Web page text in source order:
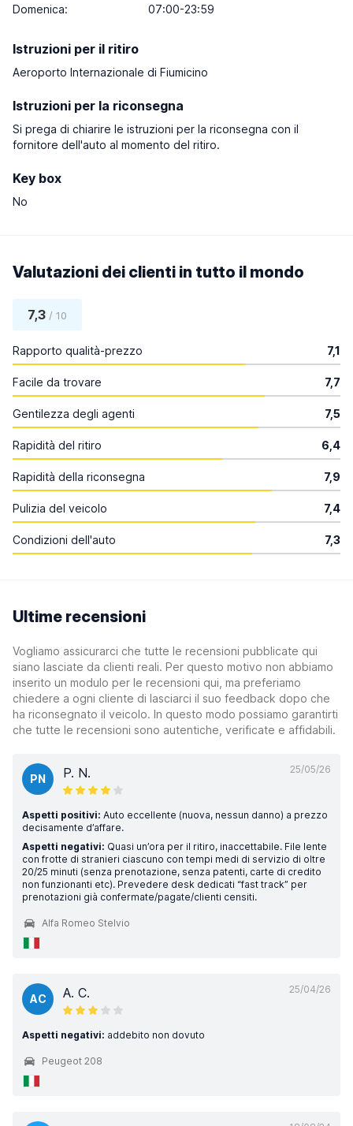
Domenica: 07:00-23:59
Istruzioni per il ritiro
Aeroporto Internazionale di Fiumicino
Istruzioni per la riconsegna
Si prega di chiarire le istruzioni per la riconsegna con il
fornitore dell'auto al momento del ritiro.
Key box
No
Valutazioni dei clienti in tutto il mondo
7,3 / 10
Rapporto qualità-prezzo 7,1
Facile da trovare 7,7
Gentilezza degli agenti 7,5
Rapidità del ritiro 6,4
Rapidità della riconsegna 7,9
Pulizia del veicolo 7,4
Condizioni dell'auto 7,3
Ultime recensioni
Vogliamo assicurarci che tutte le recensioni pubblicate qui
siano lasciate da clienti reali. Per questo motivo non abbiamo
inserito un modulo per le recensioni qui, ma preferiamo
chiedere a ogni cliente di lasciarci il suo feedback dopo che
ha riconsegnato il veicolo. In questo modo possiamo garantirti
che tutte le recensioni sono autentiche, verificate e affidabili.
25/05/26
PN P. N.
Aspetti positivi: Auto eccellente (nuova, nessun danno) a prezzo
decisamente d’affare.
Aspetti negativi: Quasi un’ora per il ritiro, inaccettabile. File lente
con frotte di stranieri ciascuno con tempi medi di servizio di oltre
20/25 minuti (senza prenotazione, senza patenti, carte di credito
non funzionanti etc). Prevedere desk dedicati “fast track” per
prenotazioni già confermate/pagate/clienti censiti.
Alfa Romeo Stelvio
25/04/26
AC A. C.
Aspetti negativi: addebito non dovuto
Peugeot 208